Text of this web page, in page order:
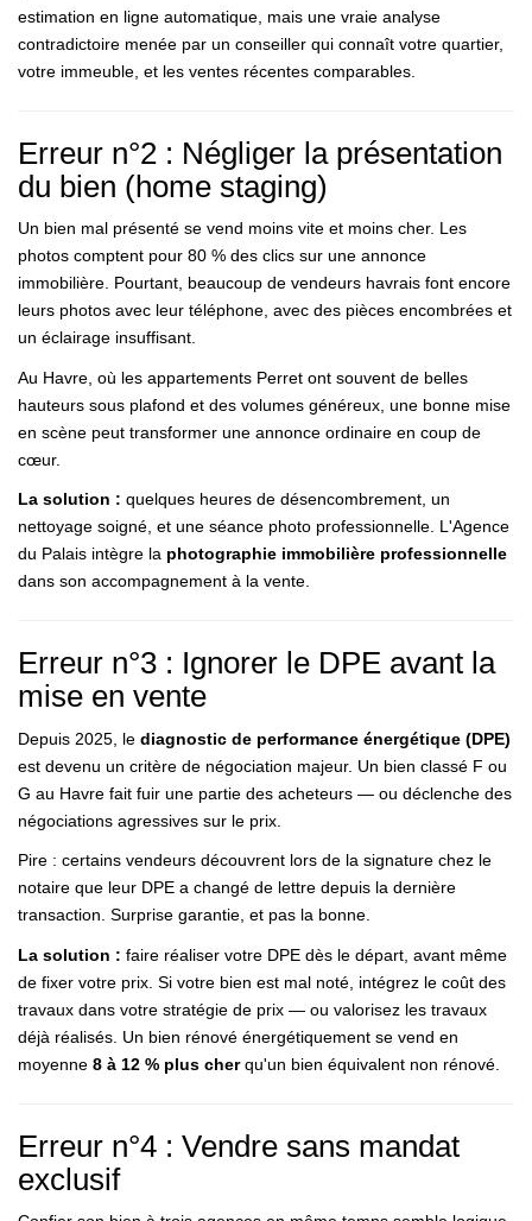
estimation en ligne automatique, mais une vraie analyse
contradictoire menée par un conseiller qui connaît votre quartier,
votre immeuble, et les ventes récentes comparables.
Erreur n°2 : Négliger la présentation
du bien (home staging)
Un bien mal présenté se vend moins vite et moins cher. Les
photos comptent pour 80 % des clics sur une annonce
immobilière. Pourtant, beaucoup de vendeurs havrais font encore
leurs photos avec leur téléphone, avec des pièces encombrées et
un éclairage insuffisant.
Au Havre, où les appartements Perret ont souvent de belles
hauteurs sous plafond et des volumes généreux, une bonne mise
en scène peut transformer une annonce ordinaire en coup de
cœur.
La solution : quelques heures de désencombrement, un
nettoyage soigné, et une séance photo professionnelle. L'Agence
du Palais intègre la photographie immobilière professionnelle
dans son accompagnement à la vente.
Erreur n°3 : Ignorer le DPE avant la
mise en vente
Depuis 2025, le diagnostic de performance énergétique (DPE)
est devenu un critère de négociation majeur. Un bien classé F ou
G au Havre fait fuir une partie des acheteurs — ou déclenche des
négociations agressives sur le prix.
Pire : certains vendeurs découvrent lors de la signature chez le
notaire que leur DPE a changé de lettre depuis la dernière
transaction. Surprise garantie, et pas la bonne.
La solution : faire réaliser votre DPE dès le départ, avant même
de fixer votre prix. Si votre bien est mal noté, intégrez le coût des
travaux dans votre stratégie de prix — ou valorisez les travaux
déjà réalisés. Un bien rénové énergétiquement se vend en
moyenne 8 à 12 % plus cherqu'un bien équivalent non rénové.
Erreur n°4 : Vendre sans mandat
exclusif